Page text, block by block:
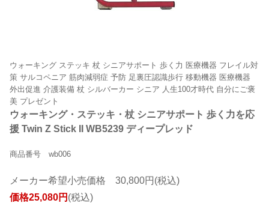
ウォーキング ステッキ 杖 シニアサポート 歩く力 医療機器 フレイル対
策 サルコペニア 筋肉減弱症 予防 足裏圧認識歩行 移動機器 医療機器
外出促進 介護装備 杖 シルバーカー シニア 人生100才時代 自分にご褒
美 プレゼント
ウォーキング・ステッキ・杖 シニアサポート 歩く力を応
援 Twin Z Stick II WB5239 ディープレッド
商品番号 wb006
メーカー希望小売価格 30,800円(税込)
価格25,080円 (税込)